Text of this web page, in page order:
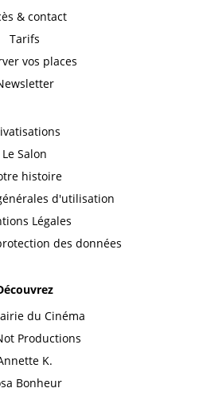
& contact
Tarifs
vos places
Le Salon
histoire
d'utilisation
Légales
des données
du Cinéma
Productions
K.
Bonheur